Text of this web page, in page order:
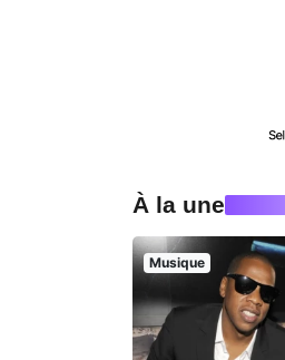
À la une
Musique